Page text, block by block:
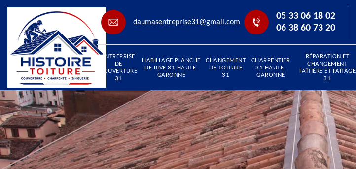
daumasentreprise31@gmail.com
05 33 06 18 02
06 38 60 73 20
ENTREPRISE
DE
COUVERTURE
31
HABILLAGE PLANCHE
DE RIVE 31 HAUTE-
GARONNE
CHANGEMENT
DE TOITURE
31
CHARPENTIER
31 HAUTE-
GARONNE
RÉPARATION ET
CHANGEMENT
FAÎTIÈRE ET FAÎTAGE
31